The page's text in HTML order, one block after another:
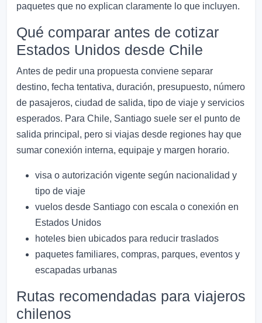
paquetes que no explican claramente lo que incluyen.
Qué comparar antes de cotizar
Estados Unidos desde Chile
Antes de pedir una propuesta conviene separar
destino, fecha tentativa, duración, presupuesto, número
de pasajeros, ciudad de salida, tipo de viaje y servicios
esperados. Para Chile, Santiago suele ser el punto de
salida principal, pero si viajas desde regiones hay que
sumar conexión interna, equipaje y margen horario.
visa o autorización vigente según nacionalidad y
tipo de viaje
vuelos desde Santiago con escala o conexión en
Estados Unidos
hoteles bien ubicados para reducir traslados
paquetes familiares, compras, parques, eventos y
escapadas urbanas
Rutas recomendadas para viajeros
chilenos